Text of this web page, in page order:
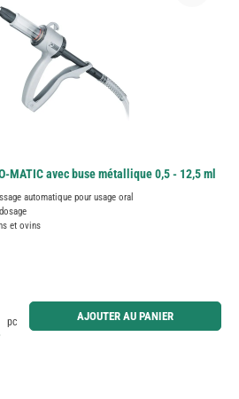
MATIC avec buse métallique 0,5 - 12,5 ml
automatique pour usage oral
et ovins
souhaitée ou utilisez les boutons pour augmenter ou
pc AJOUTER AU PANIER